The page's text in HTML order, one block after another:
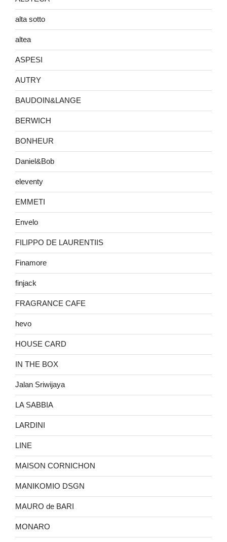
alta sotto
altea
ASPESI
AUTRY
BAUDOIN&LANGE
BERWICH
BONHEUR
Daniel&Bob
eleventy
EMMETI
Envelo
FILIPPO DE LAURENTIIS
Finamore
finjack
FRAGRANCE CAFE
hevo
HOUSE CARD
IN THE BOX
Jalan Sriwijaya
LA SABBIA
LARDINI
LINE
MAISON CORNICHON
MANIKOMIO DSGN
MAURO de BARI
MONARO